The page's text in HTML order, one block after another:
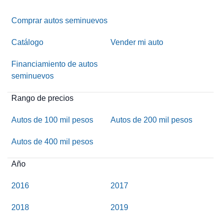
Comprar autos seminuevos
Catálogo Vender mi auto
Financiamiento de autos
seminuevos
Rango de precios
Autos de 100 mil pesos Autos de 200 mil pesos
Autos de 400 mil pesos
Año
2016 2017
2018 2019